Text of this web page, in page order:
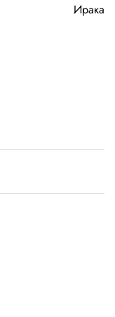
Ирака